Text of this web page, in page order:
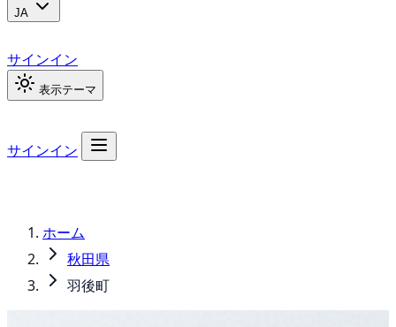
JA
サインイン
表示テーマ
サインイン
ホーム
秋田県
羽後町